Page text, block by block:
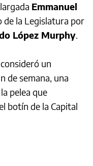
Emmanuel
la Legislatura por
López Murphy.
un
de semana, una
pelea que
botín de la Capital